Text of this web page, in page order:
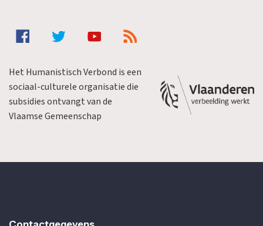
Het Humanistisch Verbond is een
sociaal-culturele organisatie die
subsidies ontvangt van de
Vlaamse Gemeenschap